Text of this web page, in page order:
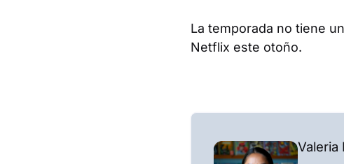
La temporada no tiene
Netflix este otoño.
Valeria